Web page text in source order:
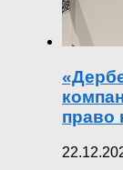
право